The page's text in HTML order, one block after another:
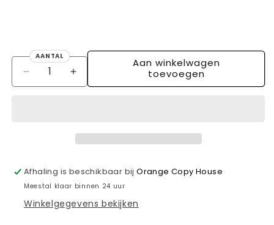
AANTAL
Aantal
Aantal
verlagen
diameter
cm
-
Aantal
verhogen
-
diameter
cm
-
Aan winkelwagen
toevoegen
Afhaling is beschikbaar bijOrange Copy House
Meestal klaar binnen 24 uur
Winkelgegevens bekijken